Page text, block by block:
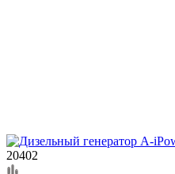
20402